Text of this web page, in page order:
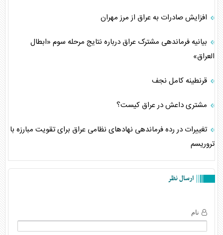
افزایش صادرات به عراق از مرز مهران
بیانیه فرماندهی مشترک عراق درباره نتایج مرحله سوم «ابطال
العراق»
قرنطینه کامل نجف
مشتری داعش در عراق کیست؟
تغییرات در رده فرماندهی نهادهای نظامی عراق برای تقویت مبارزه با
تروریسم
ارسال نظر
نام